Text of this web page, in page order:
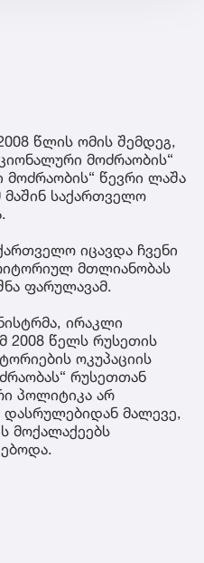
წლის ომის შემდეგ,
მოძრაობის“
წევრი ლაშა
საქართველო
იცავდა ჩვენი
მთლიანობას
ფარულავამ.
ირაკლი
2008 წელს რუსეთის
ოკუპაციის
რუსეთთან
პოლიტიკა არ
დასრულებიდან მალევე,
მოქალაქეებს